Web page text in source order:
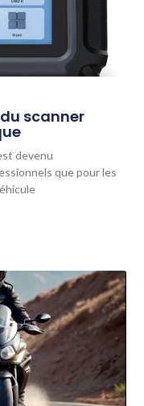
scanner
devenu
que pour les